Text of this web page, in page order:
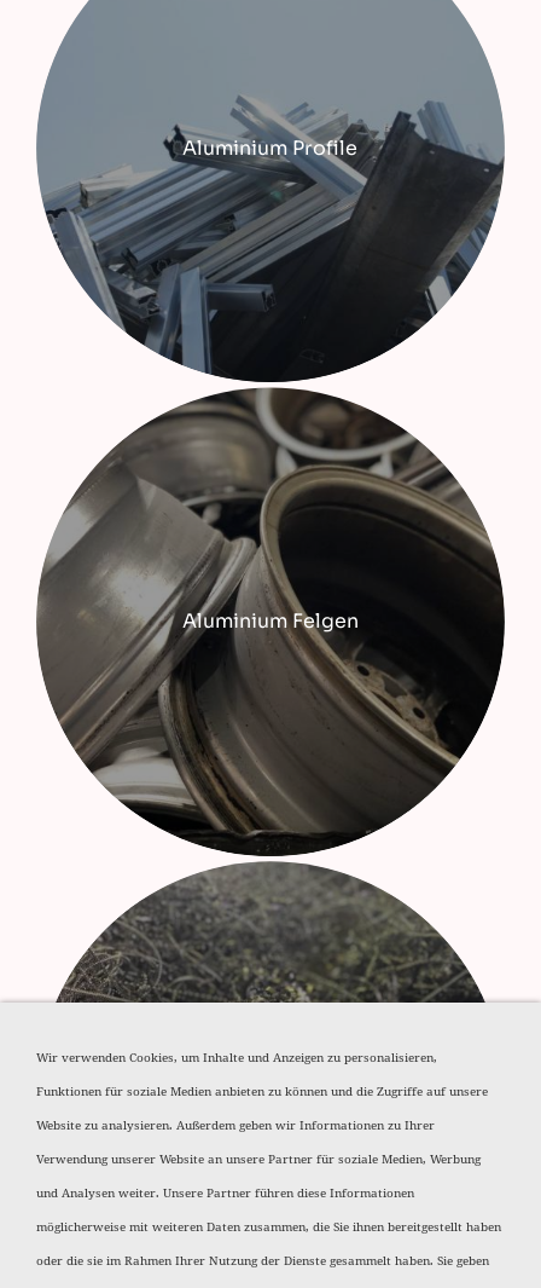
Aluminium Profile
Aluminium Felgen
Aluminium Späne
Wir verwenden Cookies, um Inhalte und Anzeigen zu personalisieren,
Funktionen für soziale Medien anbieten zu können und die Zugriffe auf unsere
Website zu analysieren. Außerdem geben wir Informationen zu Ihrer
Verwendung unserer Website an unsere Partner für soziale Medien, Werbung
und Analysen weiter. Unsere Partner führen diese Informationen
möglicherweise mit weiteren Daten zusammen, die Sie ihnen bereitgestellt haben
oder die sie im Rahmen Ihrer Nutzung der Dienste gesammelt haben. Sie geben